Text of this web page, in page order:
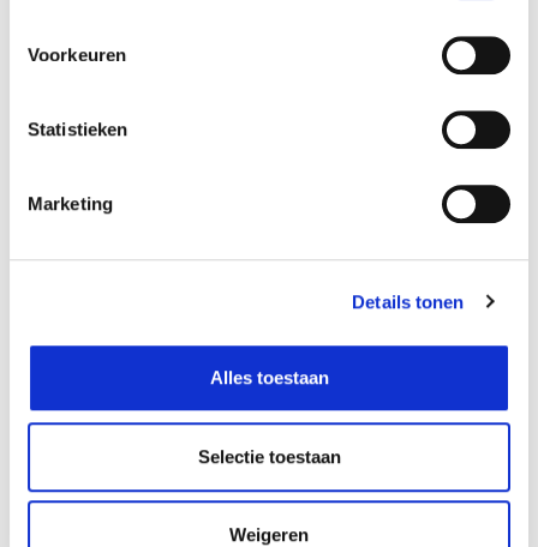
Voorkeuren
Statistieken
Marketing
Details tonen
Alles toestaan
Selectie toestaan
Weigeren
Agrofino